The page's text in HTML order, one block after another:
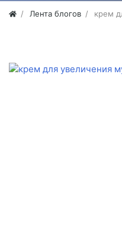
Лента блогов крем